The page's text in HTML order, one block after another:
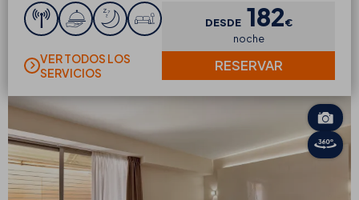
VER TODOS LOS
SERVICIOS
DESDE 182€
noche
RESERVAR